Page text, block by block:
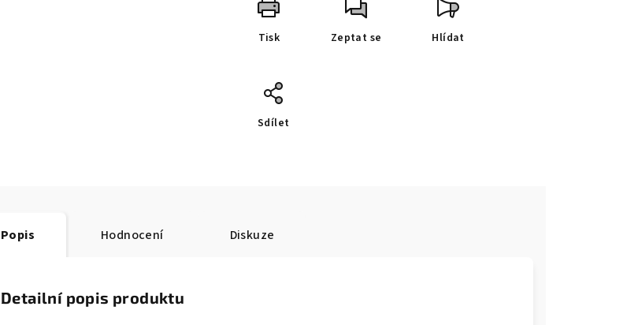
Tisk Zeptat se Hlídat
Sdílet
Popis Hodnocení Diskuze
Detailní popis produktu